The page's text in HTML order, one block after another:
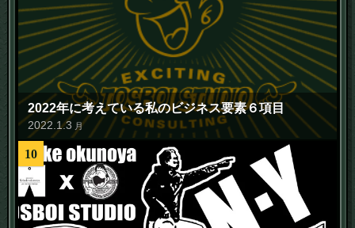
2022年に考えている私のビジネス要素６項目
2022.1.3 月
10